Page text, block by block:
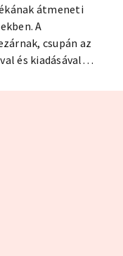
átmeneti
A
csupán az
és kiadásával